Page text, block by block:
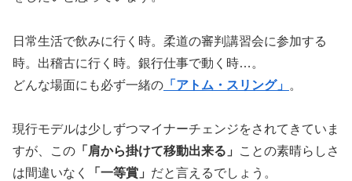
日常生活で飲みに行く時。柔道の審判講習会に参加する
時。出稽古に行く時。銀行仕事で動く時…。
どんな場面にも必ず一緒の 「アトム・スリング」 。
現行モデルは少しずつマイナーチェンジをされてきていま
すが、この 「肩から掛けて移動出来る」
ことの素晴らしさ
は間違いなく
「一等賞」 だと言えるでしょう。